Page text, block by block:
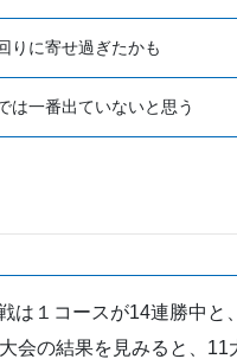
りに寄せ過ぎたかも
は一番出ていないと思う
は１コースが14連勝中と
会の結果を見みると、 11